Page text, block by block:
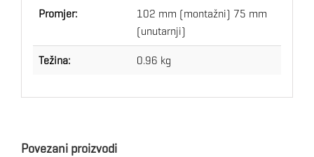
Promjer:
102 mm (montažni) 75 mm
(unutarnji)
Težina: 0.96 kg
Povezani proizvodi